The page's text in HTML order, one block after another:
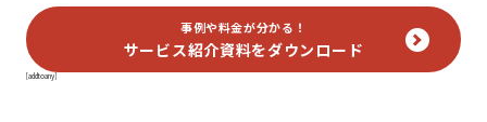
事例や料金が分かる！
サービス紹介資料をダウンロード
[addtoany]